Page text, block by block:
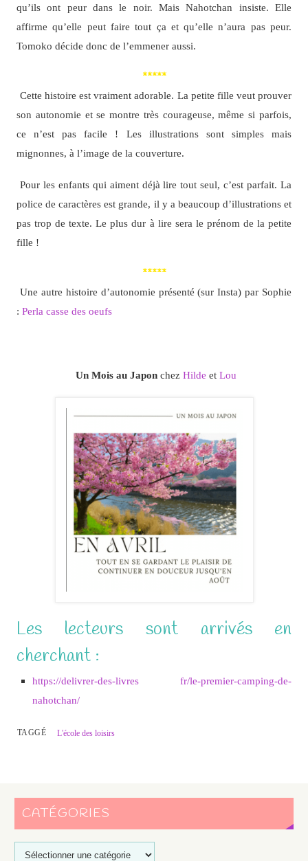
qu’ils ont peur dans le noir. Mais Nahotchan insiste. Elle
affirme qu’elle peut faire tout ça et qu’elle n’aura pas peur.
Tomoko décide donc de l’emmener aussi.
*****
Cette histoire est vraiment adorable. La petite fille veut prouver
son autonomie et se montre très courageuse, même si parfois,
ce n’est pas facile ! Les illustrations sont simples mais
mignonnes, à l’image de la couverture.
Pour les enfants qui aiment déjà lire tout seul, c’est parfait. La
police de caractères est grande, il y a beaucoup d’illustrations et
pas trop de texte. Le plus dur à lire sera le prénom de la petite
fille !
*****
Une autre histoire d’autonomie présenté (sur Insta) par Sophie
: Perla casse des oeufs
Un Mois au Japonchez Hilde et Lou
Les lecteurs sont arrivés en
cherchant :
https://delivrer-des-livres fr/le-premier-camping-de-
nahotchan/
TAGGÉ L'école des loisirs
CATÉGORIES